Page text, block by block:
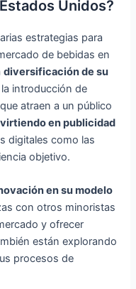
Unidos?
estrategias para
de bebidas en
diversificación de su
introducción de
atraen a un público
en publicidad
digitales como las
objetivo.
en su modelo
con otros minoristas
y ofrecer
están explorando
procesos de